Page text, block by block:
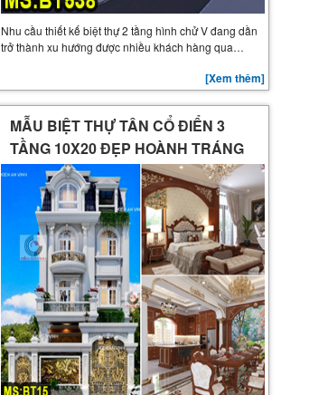
Nhu cầu thiết kế biệt thự 2 tầng hình chử V đang dần
trở thành xu hướng được nhiều khách hàng qua…
[Xem thêm]
MẪU BIỆT THỰ TÂN CỔ ĐIỂN 3
TẦNG 10X20 ĐẸP HOÀNH TRÁNG